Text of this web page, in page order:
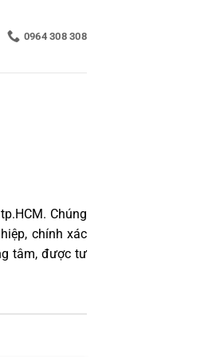
0964 308 308
Chúng
chính xác
tâm, được tư